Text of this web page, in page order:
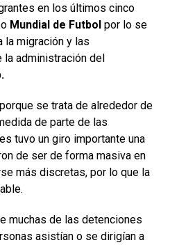
en los últimos cinco
Mundial de Futbol por lo se
la migración y las
administración del
se trata de alrededor de
de parte de las
tuvo un giro importante una
de ser de forma masiva en
más discretas, por lo que la
muchas de las detenciones
asistían o se dirigían a